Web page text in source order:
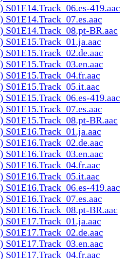
S01E14.Track_06.es-419.aac
S01E14.Track_08.pt-BR.aac
S01E15.Track_01.ja.aac
S01E15.Track_02.de.aac
S01E15.Track_03.en.aac
S01E15.Track_04.fr.aac
S01E15.Track_05.it.aac
S01E15.Track_06.es-419.aac
S01E15.Track_08.pt-BR.aac
S01E16.Track_01.ja.aac
S01E16.Track_02.de.aac
S01E16.Track_03.en.aac
S01E16.Track_04.fr.aac
S01E16.Track_05.it.aac
S01E16.Track_06.es-419.aac
S01E16.Track_08.pt-BR.aac
S01E17.Track_01.ja.aac
S01E17.Track_02.de.aac
S01E17.Track_03.en.aac
S01E17.Track_04.fr.aac